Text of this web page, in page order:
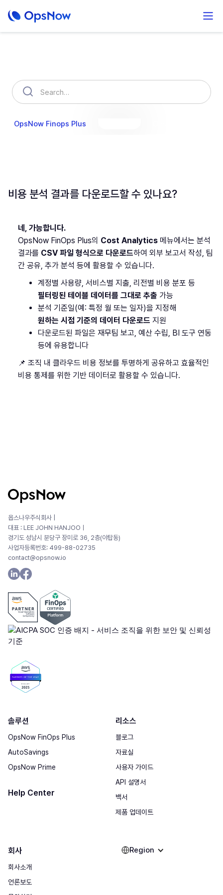
OpsNow Finops Plus
비용 분석 결과를 다운로드할 수 있나요?
네, 가능합니다.
OpsNow FinOps Plus의 Cost Analytics 메뉴에서는 분석
결과를 CSV 파일 형식으로 다운로드하여 외부 보고서 작성, 팀
간 공유, 추가 분석 등에 활용할 수 있습니다.
계정별 사용량, 서비스별 지출, 리전별 비용 분포 등
필터링된 테이블 데이터를 그대로 추출 가능
분석 기준일(예: 특정 월 또는 일자)을 지정해
원하는 시점 기준의 데이터 다운로드 지원
다운로드된 파일은 재무팀 보고, 예산 수립, BI 도구 연동
등에 유용합니다
📌 조직 내 클라우드 비용 정보를 투명하게 공유하고 효율적인
비용 통제를 위한 기반 데이터로 활용할 수 있습니다.
옵스나우주식회사 |
대표 : LEE JOHN HANJOOㅣ
경기도 성남시 분당구 장미로 36, 2층(야탑동)
사업자등록번호: 499-88-02735
contact@opsnow.io
솔루션
OpsNow FinOps Plus
AutoSavings
OpsNow Prime
Help Center
리소스
블로그
자료실
사용자 가이드
API 설명서
백서
제품 업데이트
회사
회사소개
언론보도
Region